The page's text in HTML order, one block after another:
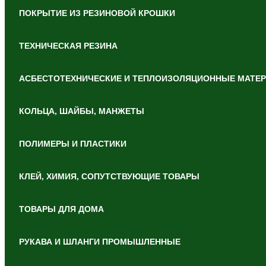
ПОКРЫТИЕ ИЗ РЕЗИНОВОЙ КРОШКИ
ТЕХНИЧЕСКАЯ РЕЗИНА
АСБЕСТОТЕХНИЧЕСКИЕ И ТЕПЛОИЗОЛЯЦИОННЫЕ
КОЛЬЦА, ШАЙБЫ, МАНЖЕТЫ
ПОЛИМЕРЫ И ПЛАСТИКИ
КЛЕЙ, ХИМИЯ, СОПУТСТВУЮЩИЕ ТОВАРЫ
ТОВАРЫ ДЛЯ ДОМА
РУКАВА И ШЛАНГИ ПРОМЫШЛЕННЫЕ